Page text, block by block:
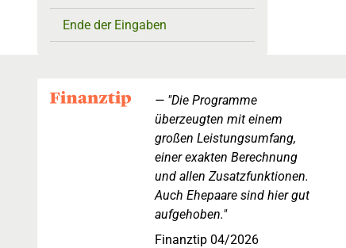
Ende der Eingaben
"Die Programme
überzeugten mit einem
großen Leistungsumfang,
einer exakten Berechnung
und allen Zusatzfunktionen.
Auch Ehepaare sind hier gut
aufgehoben."
Finanztip 04/2026